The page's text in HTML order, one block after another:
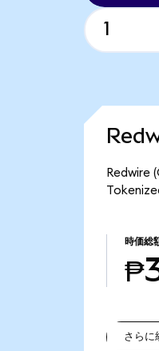
Redwire
時価総
さらに